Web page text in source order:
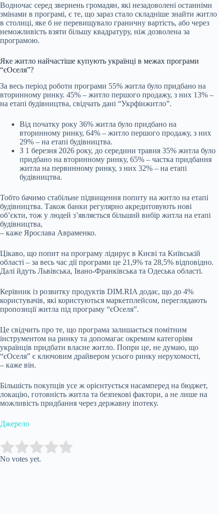
Водночас серед звернень громадян, які незадоволені останніми
змінами в програмі, є те, що зараз стало складніше знайти житло
в столиці, яке б не перевищувало граничну вартість, або через
неможливість взяти більшу квадратуру, ніж дозволена за
програмою.
Яке житло найчастіше купують українці в межах програми
“єОселя”?
За весь період роботи програми 55% житла було придбано на
вторинному ринку. 45% – житло першого продажу, з них 13% –
на етапі будівництва, свідчать дані “Укрфінжитло”.
Від початку року 36% житла було придбано на
вторинному ринку, 64% – житло першого продажу, з них
29% – на етапі будівництва.
З 1 березня 2026 року, до середини травня 35% житла було
придбано на вторинному ринку, 65% – частка придбання
житла на первинному ринку, з них 32% – на етапі
будівництва.
Тобто бачимо стабільне підвищення попиту на житло на етапі
будівництва. Також банки регулярно акредитовують нові
об’єкти, тож у людей з’являється більший вибір житла на етапі
будівництва,
– каже Ярослава Авраменко.
Цікаво, що попит на програму лідирує в Києві та Київській
області – за весь час дії програми це 21,9% та 28,5% відповідно.
Далі йдуть Львівська, Івано-Франківська та Одеська області.
Керівник із розвитку продуктів DIM.RIA додає, що до 4%
користувачів, які користуються маркетплейсом, переглядають
пропозиції житла під програму “єОселя”.
Це свідчить про те, що програма залишається помітним
інструментом на ринку та допомагає окремим категоріям
українців придбати власне житло. Попри це, не думаю, що
“єОселя” є ключовим драйвером усього ринку нерухомості,
– каже він.
Більшість покупців усе ж орієнтується насамперед на бюджет,
локацію, готовність житла та безпекові фактори, а не лише на
можливість придбання через державну іпотеку.
Джерело
Rate this item:
No votes yet.